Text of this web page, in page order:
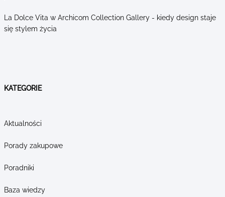
La Dolce Vita w Archicom Collection Gallery - kiedy design staje
się stylem życia
KATEGORIE
Aktualności
Porady zakupowe
Poradniki
Baza wiedzy